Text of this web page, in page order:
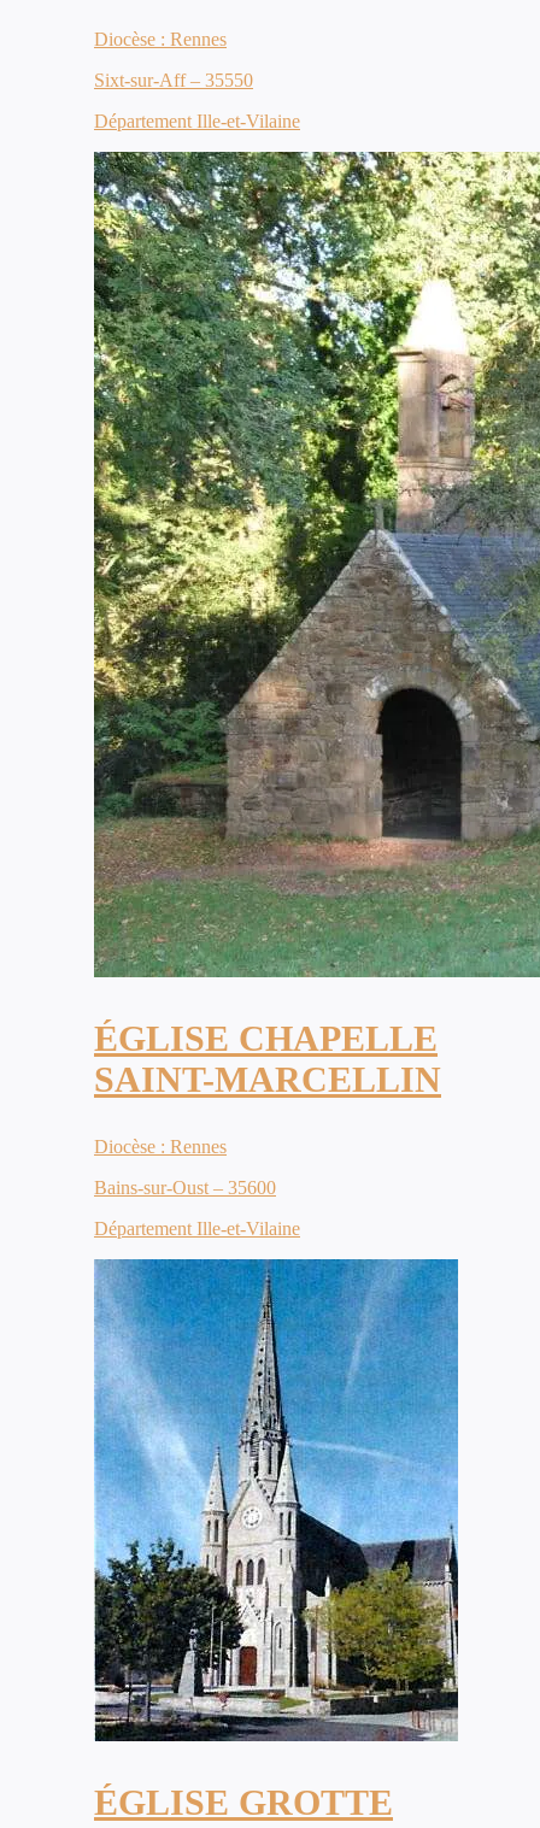
Diocèse : Rennes
Sixt-sur-Aff – 35550
Département Ille-et-Vilaine
ÉGLISE CHAPELLE
SAINT-MARCELLIN
Diocèse : Rennes
Bains-sur-Oust – 35600
Département Ille-et-Vilaine
ÉGLISE GROTTE